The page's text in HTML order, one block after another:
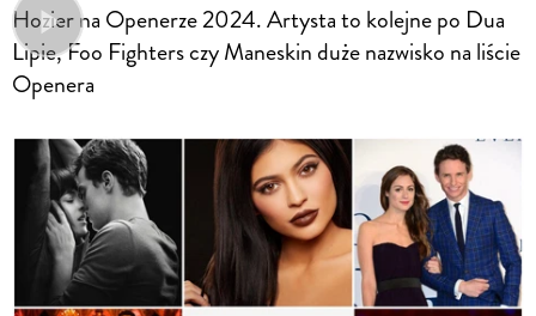
Hozier na Openerze 2024. Artysta to kolejne po Dua
Lipie, Foo Fighters czy Maneskin duże nazwisko na liście
Openera